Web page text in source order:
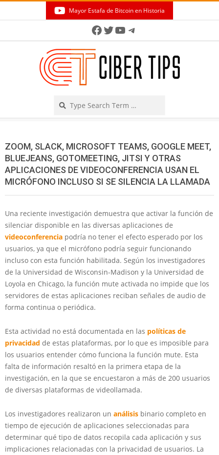
Mayor Estafa de Bitcoin en Historia
Facebook
Twitter
YouTube
Telegram
ZOOM, SLACK, MICROSOFT TEAMS, GOOGLE MEET,
BLUEJEANS, GOTOMEETING, JITSI Y OTRAS
APLICACIONES DE VIDEOCONFERENCIA USAN EL
MICRÓFONO INCLUSO SI SE SILENCIA LA LLAMADA
Una reciente investigación demuestra que activar la función de
silenciar disponible en las diversas aplicaciones de
videoconferencia podría no tener el efecto esperado por los
usuarios, ya que el micrófono podría seguir funcionando
incluso con esta función habilitada. Según los investigadores
de la Universidad de Wisconsin-Madison y la Universidad de
Loyola en Chicago, la función mute activada no impide que los
servidores de estas aplicaciones reciban señales de audio de
forma continua o periódica.
Esta actividad no está documentada en las políticas de
privacidad de estas plataformas, por lo que es imposible para
los usuarios entender cómo funciona la función mute. Esta
falta de información resaltó en la primera etapa de la
investigación, en la que se encuestaron a más de 200 usuarios
de diversas plataformas de videollamada.
Los investigadores realizaron un análisis binario completo en
tiempo de ejecución de aplicaciones seleccionadas para
determinar qué tipo de datos recopila cada aplicación y sus
implicaciones relacionadas con la privacidad de usuarios. La